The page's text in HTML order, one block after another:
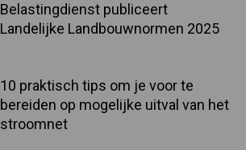
Belastingdienst publiceert
Landelijke Landbouwnormen 2025
10 praktisch tips om je voor te
bereiden op mogelijke uitval van het
stroomnet